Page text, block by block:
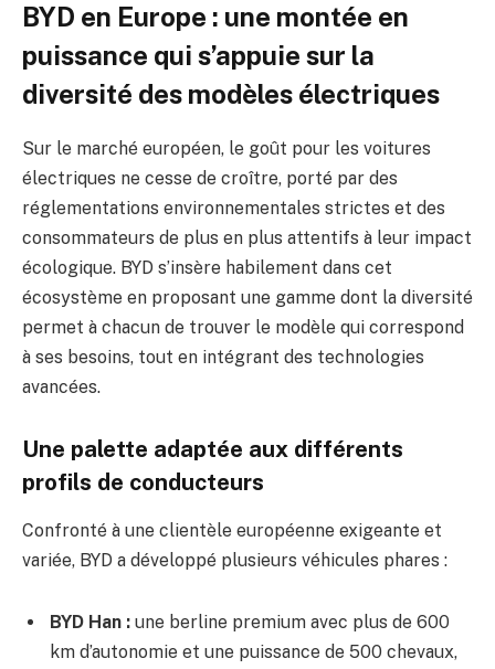
BYD en Europe : une montée en
puissance qui s’appuie sur la
diversité des modèles électriques
Sur le marché européen, le goût pour les voitures
électriques ne cesse de croître, porté par des
réglementations environnementales strictes et des
consommateurs de plus en plus attentifs à leur impact
écologique. BYD s’insère habilement dans cet
écosystème en proposant une gamme dont la diversité
permet à chacun de trouver le modèle qui correspond
à ses besoins, tout en intégrant des technologies
avancées.
Une palette adaptée aux différents
profils de conducteurs
Confronté à une clientèle européenne exigeante et
variée, BYD a développé plusieurs véhicules phares :
BYD Han : une berline premium avec plus de 600
km d’autonomie et une puissance de 500 chevaux,